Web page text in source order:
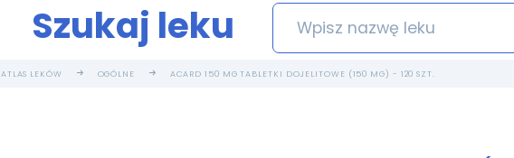
Szukaj leku
ATLAS LEKÓW OGÓLNE ACARD 150 MG TABLETKI DOJELITOWE (150 MG) - 120 SZT.